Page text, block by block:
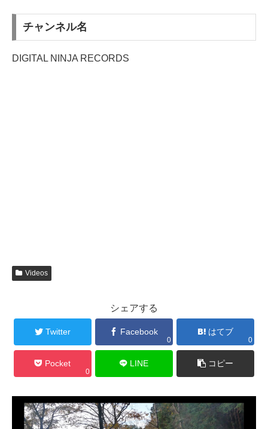
チャンネル名
DIGITAL NINJA RECORDS
Videos
シェアする
Twitter Facebook
0
はてブ
0
Pocket
0
LINE コピー